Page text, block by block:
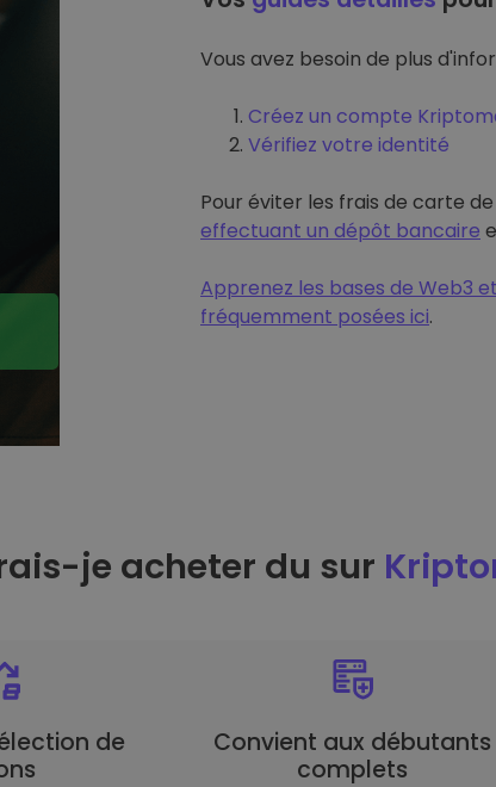
Vous avez besoin de plus
Créez un compte
Vérifiez votre identité
Pour éviter les frais de carte
effectuant un dépôt bancaire
Apprenez les bases de Web3
fréquemment posées ici.
je acheter du sur
de
Convient aux débutants
complets